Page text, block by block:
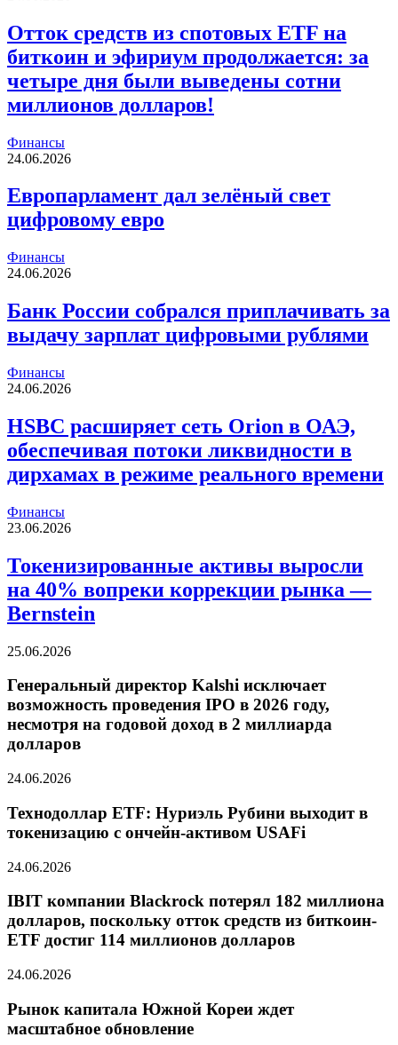
Отток средств из спотовых ETF на
биткоин и эфириум продолжается: за
четыре дня были выведены сотни
миллионов долларов!
Финансы
24.06.2026
Европарламент дал зелёный свет
цифровому евро
Финансы
24.06.2026
Банк России собрался приплачивать за
выдачу зарплат цифровыми рублями
Финансы
24.06.2026
HSBC расширяет сеть Orion в ОАЭ,
обеспечивая потоки ликвидности в
дирхамах в режиме реального времени
Финансы
23.06.2026
Токенизированные активы выросли
на 40% вопреки коррекции рынка —
Bernstein
25.06.2026
Генеральный директор Kalshi исключает
возможность проведения IPO в 2026 году,
несмотря на годовой доход в 2 миллиарда
долларов
24.06.2026
Технодоллар ETF: Нуриэль Рубини выходит в
токенизацию с ончейн-активом USAFi
24.06.2026
IBIT компании Blackrock потерял 182 миллиона
долларов, поскольку отток средств из биткоин-
ETF достиг 114 миллионов долларов
24.06.2026
Рынок капитала Южной Кореи ждет
масштабное обновление